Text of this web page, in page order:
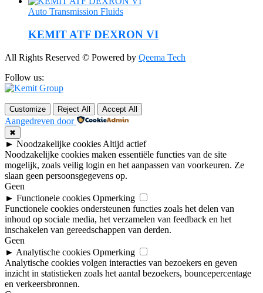
Auto Transmission Fluids
KEMIT ATF DEXRON VI
All Rights Reserved © Powered by Qeema Tech
Follow us:
Customize Reject All Accept All
Aangedreven door
✖
► Noodzakelijke cookies Altijd actief
Noodzakelijke cookies maken essentiële functies van de site
mogelijk, zoals veilig login en het aanpassen van voorkeuren. Ze
slaan geen persoonsgegevens op.
Geen
► Functionele cookies Opmerking
Functionele cookies ondersteunen functies zoals het delen van
inhoud op sociale media, het verzamelen van feedback en het
inschakelen van gereedschappen van derden.
Geen
► Analytische cookies Opmerking
Analytische cookies volgen interacties van bezoekers en geven
inzicht in statistieken zoals het aantal bezoekers, bouncepercentage
en verkeersbronnen.